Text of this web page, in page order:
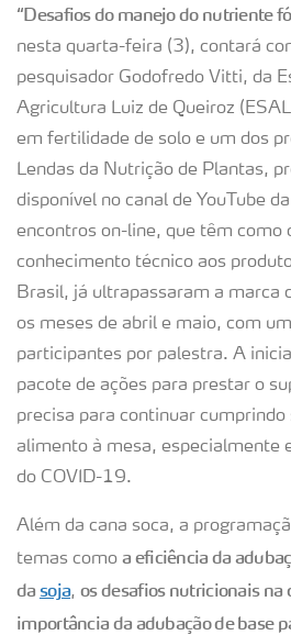
“Desafios do manejo do nutriente
nesta quarta-feira (3), contará
pesquisador Godofredo Vitti, da
Agricultura Luiz de Queiroz
em fertilidade de solo e um dos
Lendas da Nutrição de Plantas,
disponível no canal de YouTube
encontros on-line, que têm como
conhecimento técnico aos
Brasil, já ultrapassaram a marca
os meses de abril e maio, com
participantes por palestra. A
pacote de ações para prestar o
precisa para continuar cumprindo
alimento à mesa, especialmente
do COVID-19.
Além da cana soca, a
temas como a eficiência da
da soja,os desafios nutricionais na
importância da adubação de base